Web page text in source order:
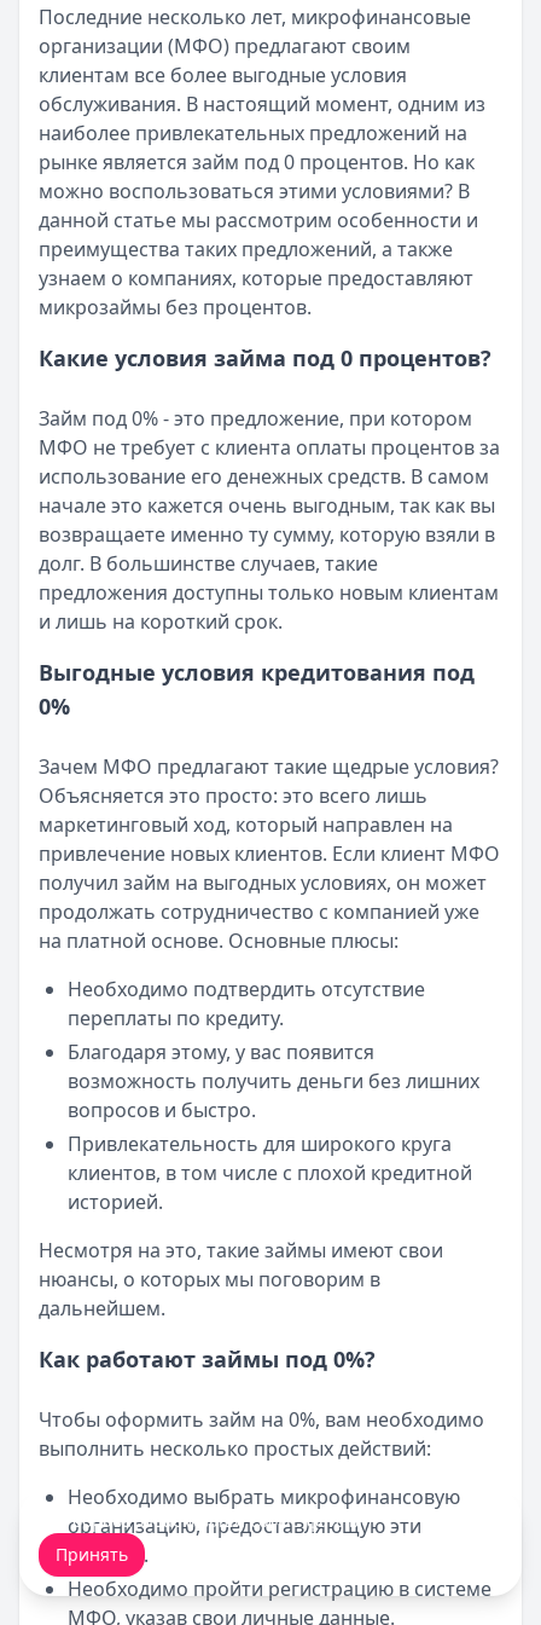
Все статьи
Опубликовано: 5 декабря 2025 г.
Категория:МФО
Читать новость
Срочный микрозайм 15 000 ₽ на карту: свежая
Кратко:Нужны 15 000 рублей на карту прямо сегодня?
Опубликовано:5 декабря 2025 г.
Категория: МФО
Читать новость
Рекордный рост доли клиентов МФО с iPhone: что
Кратко:В III квартале 2025 года владельцы iPhone
Опубликовано:5 декабря 2025 г.
Читать новость
Кратко:Авторизация через Госуслуги ускоряет
Опубликовано:23 ноября 2025 г.
Категория:МФО
Читать новость
Смс о «одобренном займе» от Bigmani Ru: как
Кратко:Пришло СМС об одобрении займа от Bigmani
Опубликовано:23 ноября 2025 г.
Категория: МФО
Читать новость
Все новости
Последние несколько лет, микрофинансовые
организации (МФО) предлагают своим
клиентам все более выгодные условия
обслуживания. В настоящий момент, одним из
наиболее привлекательных предложений на
рынке является займ под 0 процентов. Но как
можно воспользоваться этими условиями? В
данной статье мы рассмотрим особенности и
преимущества таких предложений, а также
узнаем о компаниях, которые предоставляют
микрозаймы без процентов.
Какие условия займа под 0 процентов?
Займ под 0% - это предложение, при котором
МФО не требует с клиента оплаты процентов за
использование его денежных средств. В самом
начале это кажется очень выгодным, так как вы
возвращаете именно ту сумму, которую взяли в
долг. В большинстве случаев, такие
предложения доступны только новым клиентам
и лишь на короткий срок.
Выгодные условия кредитования под
0%
Зачем МФО предлагают такие щедрые условия?
Объясняется это просто: это всего лишь
маркетинговый ход, который направлен на
привлечение новых клиентов. Если клиент МФО
получил займ на выгодных условиях, он может
продолжать сотрудничество с компанией уже
на платной основе. Основные плюсы:
Необходимо подтвердить отсутствие
переплаты по кредиту.
Благодаря этому, у вас появится
возможность получить деньги без лишних
вопросов и быстро.
Привлекательность для широкого круга
клиентов, в том числе с плохой кредитной
историей.
Несмотря на это, такие займы имеют свои
нюансы, о которых мы поговорим в
дальнейшем.
Как работают займы под 0%?
Чтобы оформить займ на 0%, вам необходимо
выполнить несколько простых действий:
Необходимо выбрать микрофинансовую
организацию, предоставляющую эти
условия.
Необходимо пройти регистрацию в системе
МФО, указав свои личные данные.
Мы обрабатываем ваши cookie-файлы.
Принять